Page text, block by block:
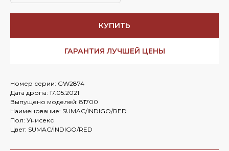
КУПИТЬ
ГАРАНТИЯ ЛУЧШЕЙ ЦЕНЫ
Номер серии: GW2874
Дата дропа: 17.05.2021
Выпущено моделей: 81700
Наименование: SUMAC/INDIGO/RED
Пол: Унисекс
Цвет: SUMAC/INDIGO/RED